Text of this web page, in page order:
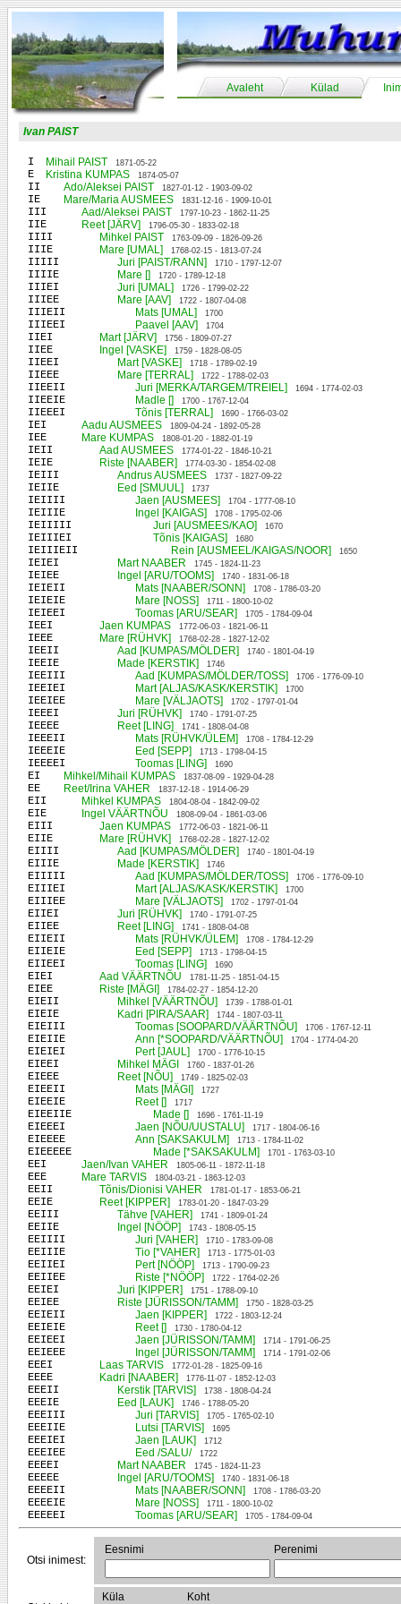
Avaleht Külad
Ivan PAIST
I Mihail PAIST 1871-05-22
E Kristina KUMPAS 1874-05-07
II Ado/Aleksei PAIST 1827-01-12 - 1903-09-02
IE Mare/Maria AUSMEES 1831-12-16 - 1909-10-01
III Aad/Aleksei PAIST 1797-10-23 - 1862-11-25
IIE Reet [JÄRV] 1796-05-30 - 1833-02-18
IIII Mihkel PAIST 1763-09-09 - 1826-09-26
IIIE Mare [UMAL] 1768-02-15 - 1813-07-24
IIIII Juri [PAIST/RANN] 1710 - 1797-12-07
IIIIE Mare [] 1720 - 1789-12-18
IIIEI Juri [UMAL] 1726 - 1799-02-22
IIIEE Mare [AAV] 1722 - 1807-04-08
IIIEII Mats [UMAL] 1700
IIIEEI Paavel [AAV] 1704
IIEI Mart [JÄRV] 1756 - 1809-07-27
IIEE Ingel [VASKE] 1759 - 1828-08-05
IIEEI Mart [VASKE] 1718 - 1789-02-19
IIEEE Mare [TERRAL] 1722 - 1788-02-03
IIEEII Juri [MERKA/TARGEM/TREIEL] 1694 - 1774-02-03
IIEEIE Madle [] 1700 - 1767-12-04
IIEEEI Tõnis [TERRAL] 1690 - 1766-03-02
IEI Aadu AUSMEES 1809-04-24 - 1892-05-28
IEE Mare KUMPAS 1808-01-20 - 1882-01-19
IEII Aad AUSMEES 1774-01-22 - 1846-10-21
IEIE Riste [NAABER] 1774-03-30 - 1854-02-08
IEIII Andrus AUSMEES 1737 - 1827-09-22
IEIIE Eed [SMUUL] 1737
IEIIII Jaen [AUSMEES] 1704 - 1777-08-10
IEIIIE Ingel [KAIGAS] 1708 - 1795-02-06
IEIIIII Juri [AUSMEES/KAO] 1670
IEIIIEI Tõnis [KAIGAS] 1680
IEIIIEII Rein [AUSMEEL/KAIGAS/NOOR] 1650
IEIEI Mart NAABER 1745 - 1824-11-23
IEIEE Ingel [ARU/TOOMS] 1740 - 1831-06-18
IEIEII Mats [NAABER/SONN] 1708 - 1786-03-20
IEIEIE Mare [NOSS] 1711 - 1800-10-02
IEIEEI Toomas [ARU/SEAR] 1705 - 1784-09-04
IEEI Jaen KUMPAS 1772-06-03 - 1821-06-11
IEEE Mare [RÜHVK] 1768-02-28 - 1827-12-02
IEEII Aad [KUMPAS/MÖLDER] 1740 - 1801-04-19
IEEIE Made [KERSTIK] 1746
IEEIII Aad [KUMPAS/MÖLDER/TOSS] 1706 - 1776-09-10
IEEIEI Mart [ALJAS/KASK/KERSTIK] 1700
IEEIEE Mare [VÄLJAOTS] 1702 - 1797-01-04
IEEEI Juri [RÜHVK] 1740 - 1791-07-25
IEEEE Reet [LING] 1741 - 1808-04-08
IEEEII Mats [RÜHVK/ÜLEM] 1708 - 1784-12-29
IEEEIE Eed [SEPP] 1713 - 1798-04-15
IEEEEI Toomas [LING] 1690
EI Mihkel/Mihail KUMPAS 1837-08-09 - 1929-04-28
EE Reet/Irina VAHER 1837-12-18 - 1914-06-29
EII Mihkel KUMPAS 1804-08-04 - 1842-09-02
EIE Ingel VÄÄRTNÕU 1808-09-04 - 1861-03-06
EIII Jaen KUMPAS 1772-06-03 - 1821-06-11
EIIE Mare [RÜHVK] 1768-02-28 - 1827-12-02
EIIII Aad [KUMPAS/MÖLDER] 1740 - 1801-04-19
EIIIE Made [KERSTIK] 1746
EIIIII Aad [KUMPAS/MÖLDER/TOSS] 1706 - 1776-09-10
EIIIEI Mart [ALJAS/KASK/KERSTIK] 1700
EIIIEE Mare [VÄLJAOTS] 1702 - 1797-01-04
EIIEI Juri [RÜHVK] 1740 - 1791-07-25
EIIEE Reet [LING] 1741 - 1808-04-08
EIIEII Mats [RÜHVK/ÜLEM] 1708 - 1784-12-29
EIIEIE Eed [SEPP] 1713 - 1798-04-15
EIIEEI Toomas [LING] 1690
EIEI Aad VÄÄRTNÕU 1781-11-25 - 1851-04-15
EIEE Riste [MÄGI] 1784-02-27 - 1854-12-20
EIEII Mihkel [VÄÄRTNÕU] 1739 - 1788-01-01
EIEIE Kadri [PIRA/SAAR] 1744 - 1807-03-11
EIEIII Toomas [SOOPARD/VÄÄRTNÕU] 1706 - 1767-12-11
EIEIIE Ann [*SOOPARD/VÄÄRTNÕU] 1704 - 1774-04-20
EIEIEI Pert [JAUL] 1700 - 1776-10-15
EIEEI Mihkel MÄGI 1760 - 1837-01-26
EIEEE Reet [NÕU] 1749 - 1825-02-03
EIEEII Mats [MÄGI] 1727
EIEEIE Reet [] 1717
EIEEIIE Made [] 1696 - 1761-11-19
EIEEEI Jaen [NÕU/UUSTALU] 1717 - 1804-06-16
EIEEEE Ann [SAKSAKULM] 1713 - 1784-11-02
EIEEEEE Made [*SAKSAKULM] 1701 - 1763-03-10
EEI Jaen/Ivan VAHER 1805-06-11 - 1872-11-18
EEE Mare TARVIS 1804-03-21 - 1863-12-03
EEII Tõnis/Dionisi VAHER 1781-01-17 - 1853-06-21
EEIE Reet [KIPPER] 1783-01-20 - 1847-03-29
EEIII Tähve [VAHER] 1741 - 1809-01-24
EEIIE Ingel [NÖÖP] 1743 - 1808-05-15
EEIIII Juri [VAHER] 1710 - 1783-09-08
EEIIIE Tio [*VAHER] 1713 - 1775-01-03
EEIIEI Pert [NÖÖP] 1713 - 1790-09-23
EEIIEE Riste [*NÖÖP] 1722 - 1764-02-26
EEIEI Juri [KIPPER] 1751 - 1788-09-10
EEIEE Riste [JÜRISSON/TAMM] 1750 - 1828-03-25
EEIEII Jaen [KIPPER] 1722 - 1803-12-24
EEIEIE Reet [] 1730 - 1780-04-12
EEIEEI Jaen [JÜRISSON/TAMM] 1714 - 1791-06-25
EEIEEE Ingel [JÜRISSON/TAMM] 1714 - 1791-02-06
EEEI Laas TARVIS 1772-01-28 - 1825-09-16
EEEE Kadri [NAABER] 1776-11-07 - 1852-12-03
EEEII Kerstik [TARVIS] 1738 - 1808-04-24
EEEIE Eed [LAUK] 1746 - 1788-05-20
EEEIII Juri [TARVIS] 1705 - 1765-02-10
EEEIIE Lutsi [TARVIS] 1695
EEEIEI Jaen [LAUK] 1712
EEEIEE Eed /SALU/ 1722
EEEEI Mart NAABER 1745 - 1824-11-23
EEEEE Ingel [ARU/TOOMS] 1740 - 1831-06-18
EEEEII Mats [NAABER/SONN] 1708 - 1786-03-20
EEEEIE Mare [NOSS] 1711 - 1800-10-02
EEEEEI Toomas [ARU/SEAR] 1705 - 1784-09-04
Otsi inimest:
Eesnimi Perenimi
Küla Koht